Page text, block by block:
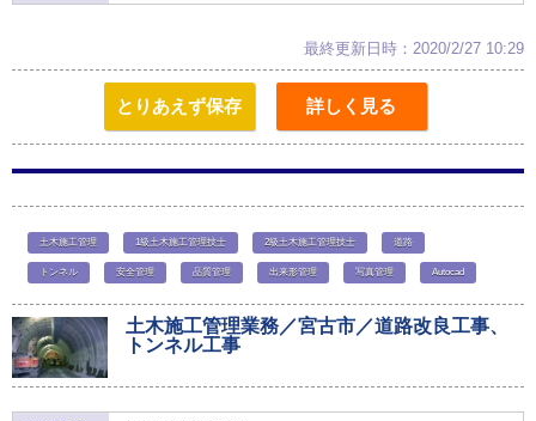
最終更新日時：2020/2/27 10:29
とりあえず保存 詳しく見る
土木施工管理 1級土木施工管理技士 2級土木施工管理技士 道路
トンネル 安全管理 品質管理 出来形管理 写真管理 Autocad
土木施工管理業務／宮古市／道路改良工事、
トンネル工事